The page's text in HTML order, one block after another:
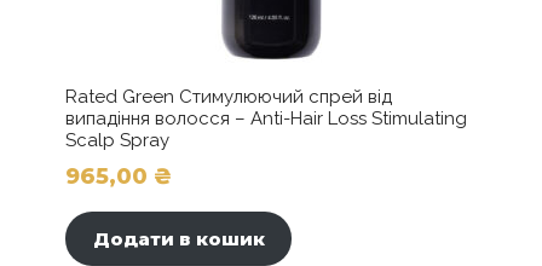
Rated Green Стимулюючий спрей від
випадіння волосся – Anti-Hair Loss Stimulating
Scalp Spray
965,00 ₴
Додати в кошик